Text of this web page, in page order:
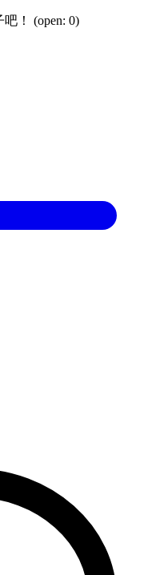
！ (open: 0)